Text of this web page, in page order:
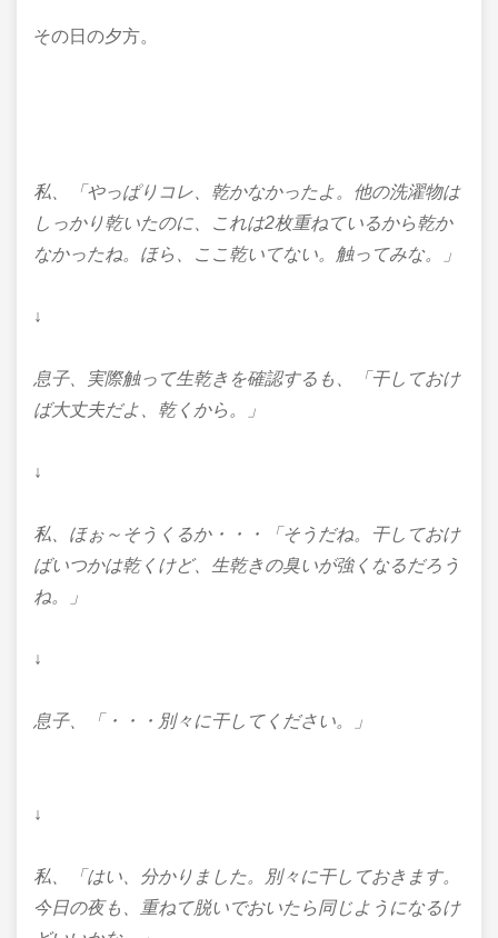
その日の夕方。
私、「やっぱりコレ、乾かなかったよ。 他の洗濯物は
しっかり乾いたのに、
これは2枚重ねているから乾か
なかったね。 ほら、ここ乾いてない。触ってみな。」
↓
息子、実際触って生乾きを確認するも、
「干しておけ
ば大丈夫だよ、乾くから。」
↓
私、ほぉ～そうくるか・・・
「そうだね。干しておけ
ばいつかは乾くけど、 生乾きの臭いが強くなるだろう
ね。」
↓
息子、「・・・別々に干してください。」
↓
私、「はい、分かりました。別々に干しておきます。
今日の夜も、重ねて脱いでおいたら同じようになるけ